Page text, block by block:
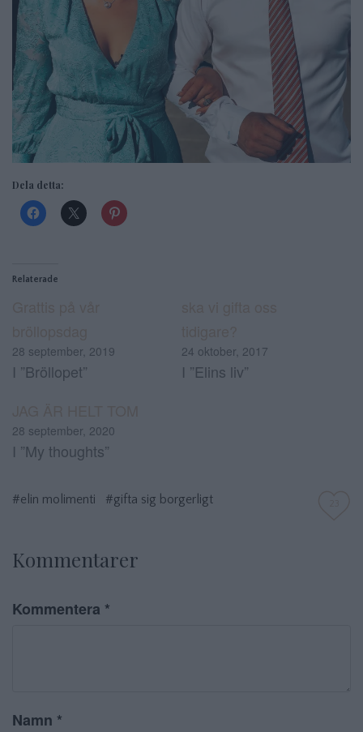
Dela detta:
Relaterade
28 september, 2019
I ”Bröllopet”
24 oktober, 2017
I ”Elins liv”
28 september, 2020
I ”My thoughts”
#elin molimenti #gifta sig borgerligt
Kommentarer
Kommentera *
Namn *